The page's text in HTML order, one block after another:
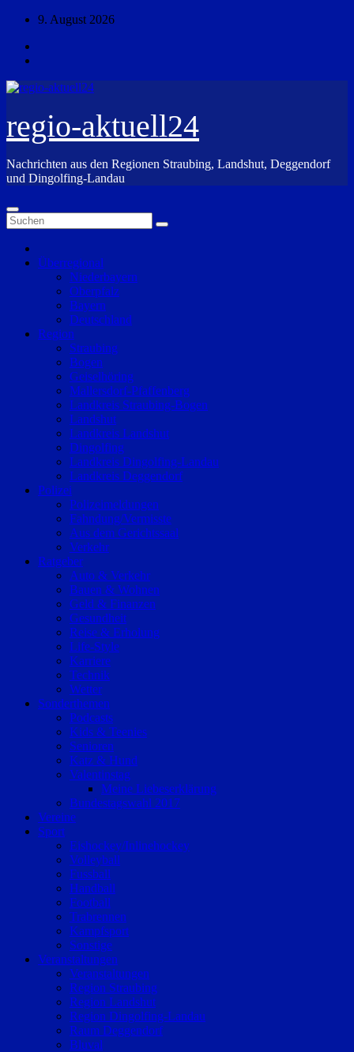
Zum
springen
9. August 2026
regio-aktuell24
Nachrichten aus den Regionen Straubing, Landshut, Deggendorf
und Dingolfing-Landau
Überregional
Niederbayern
Oberpfalz
Bayern
Deutschland
Region
Straubing
Bogen
Geiselhöring
Mallersdorf-Pfaffenberg
Landkreis Straubing-Bogen
Landshut
Landkreis Landshut
Dingolfing
Landkreis Dingolfing-Landau
Landkreis Deggendorf
Polizei
Polizeimeldungen
Fahndung/Vermisste
Aus dem Gerichtssaal
Verkehr
Ratgeber
Auto & Verkehr
Bauen & Wohnen
Geld & Finanzen
Gesundheit
Reise & Erholung
Life-Style
Karriere
Technik
Wetter
Sonderthemen
Podcasts
Kids & Teenies
Senioren
Katz & Hund
Valentinstag
Meine Liebeserklärung
Bundestagswahl 2017
Vereine
Sport
Eishockey/Inlinehockey
Volleyball
Fussball
Handball
Football
Trabrennen
Kampfsport
Sonstige
Veranstaltungen
Veranstaltungen
Region Straubing
Region Landshut
Region Dingolfing-Landau
Raum Deggendorf
Bluval